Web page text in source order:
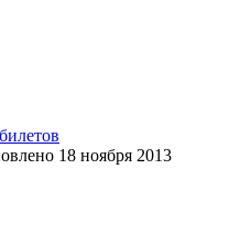
18 ноября 2013